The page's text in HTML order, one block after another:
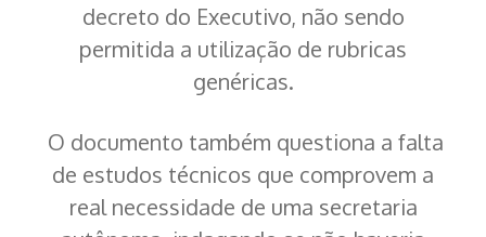
decreto do Executivo, não sendo
permitida a utilização de rubricas
genéricas.
O documento também questiona a falta
de estudos técnicos que comprovem a
real necessidade de uma secretaria